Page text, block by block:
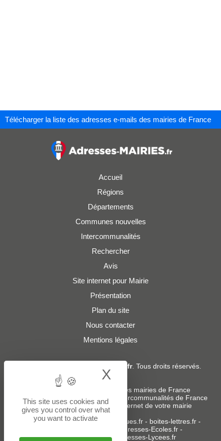
Télécharger la liste des adresses e-mails des mairies de France
Accueil
Régions
Départements
Communes nouvelles
Intercommunalités
Rechercher
Avis
Site internet pour Mairie
Présentation
Plan du site
Nous contacter
Mentions légales
Adresses-Mairies.fr. Tous droits réservés.
Services :
Liste des adresses e-mails des mairies de France
Liste des adresses e-mails des intercommunalités de France
-Création ou refonte du site internet de votre mairie
Sites partenaires:donneespubliques.fr- boites-lettres.fr-
Adresses-Ecoles.fr -
Adresses-Colleges.fr- Adresses-Lycees.fr
This site uses cookies and
gives you control over what
you want to activate
X